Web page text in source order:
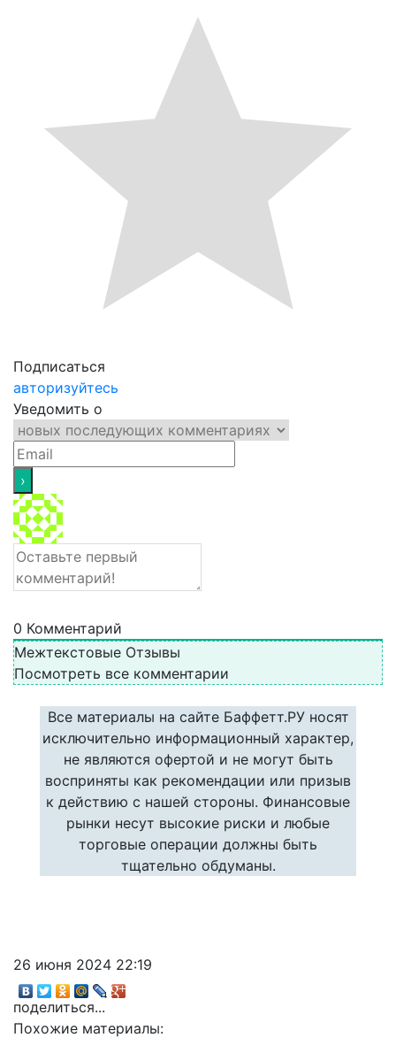
Подписаться
авторизуйтесь
Уведомить о
0 Комментарий
Межтекстовые Отзывы
Посмотреть все комментарии
Все материалы на сайте Баффетт.РУ носят
исключительно информационный характер,
не являются офертой и не могут быть
восприняты как рекомендации или призыв
к действию с нашей стороны. Финансовые
рынки несут высокие риски и любые
торговые операции должны быть
тщательно обдуманы.
26 июня 2024 22:19
поделиться...
Похожие материалы: